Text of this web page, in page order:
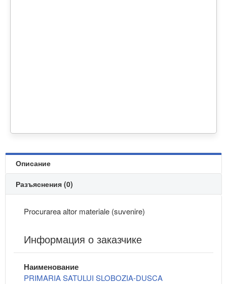
Описание
Разъяснения (0)
Procurarea altor materiale (suvenire)
Информация о заказчике
Наименование
PRIMARIA SATULUI SLOBOZIA-DUSCA